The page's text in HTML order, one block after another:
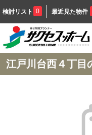
検討リスト 0 最近見た物件
江戸川台西４丁目